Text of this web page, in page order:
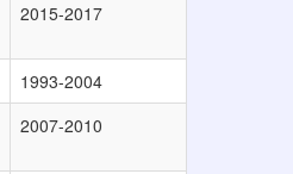
2015-2017
1993-2004
2007-2010